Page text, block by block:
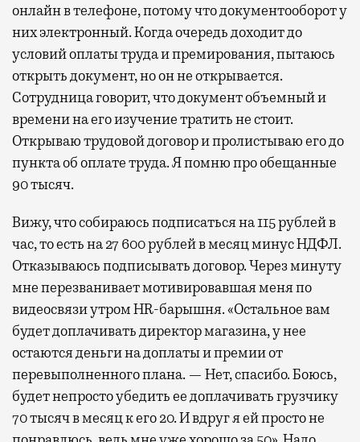
онлайн в телефоне, потому что документооборот у
них электронный. Когда очередь доходит до
условий оплаты труда и премирования, пытаюсь
открыть документ, но он не открывается.
Сотрудница говорит, что документ объемный и
времени на его изучение тратить не стоит.
Открываю трудовой договор и пролистываю его до
пункта об оплате труда. Я помню про обещанные
90 тысяч.
Вижу, что собираюсь подписаться на 115 рублей в
час, то есть на 27 600 рублей в месяц минус НДФЛ.
Отказываюсь подписывать договор. Через минуту
мне перезванивает мотивировавшая меня по
видеосвязи утром HR-барышня. «Остальное вам
будет доплачивать директор магазина, у нее
остаются деньги на доплаты и премии от
перевыполненного плана. — Нет, спасибо. Боюсь,
будет непросто убедить ее доплачивать грузчику
70 тысяч в месяц к его 20. И вдруг я ей просто не